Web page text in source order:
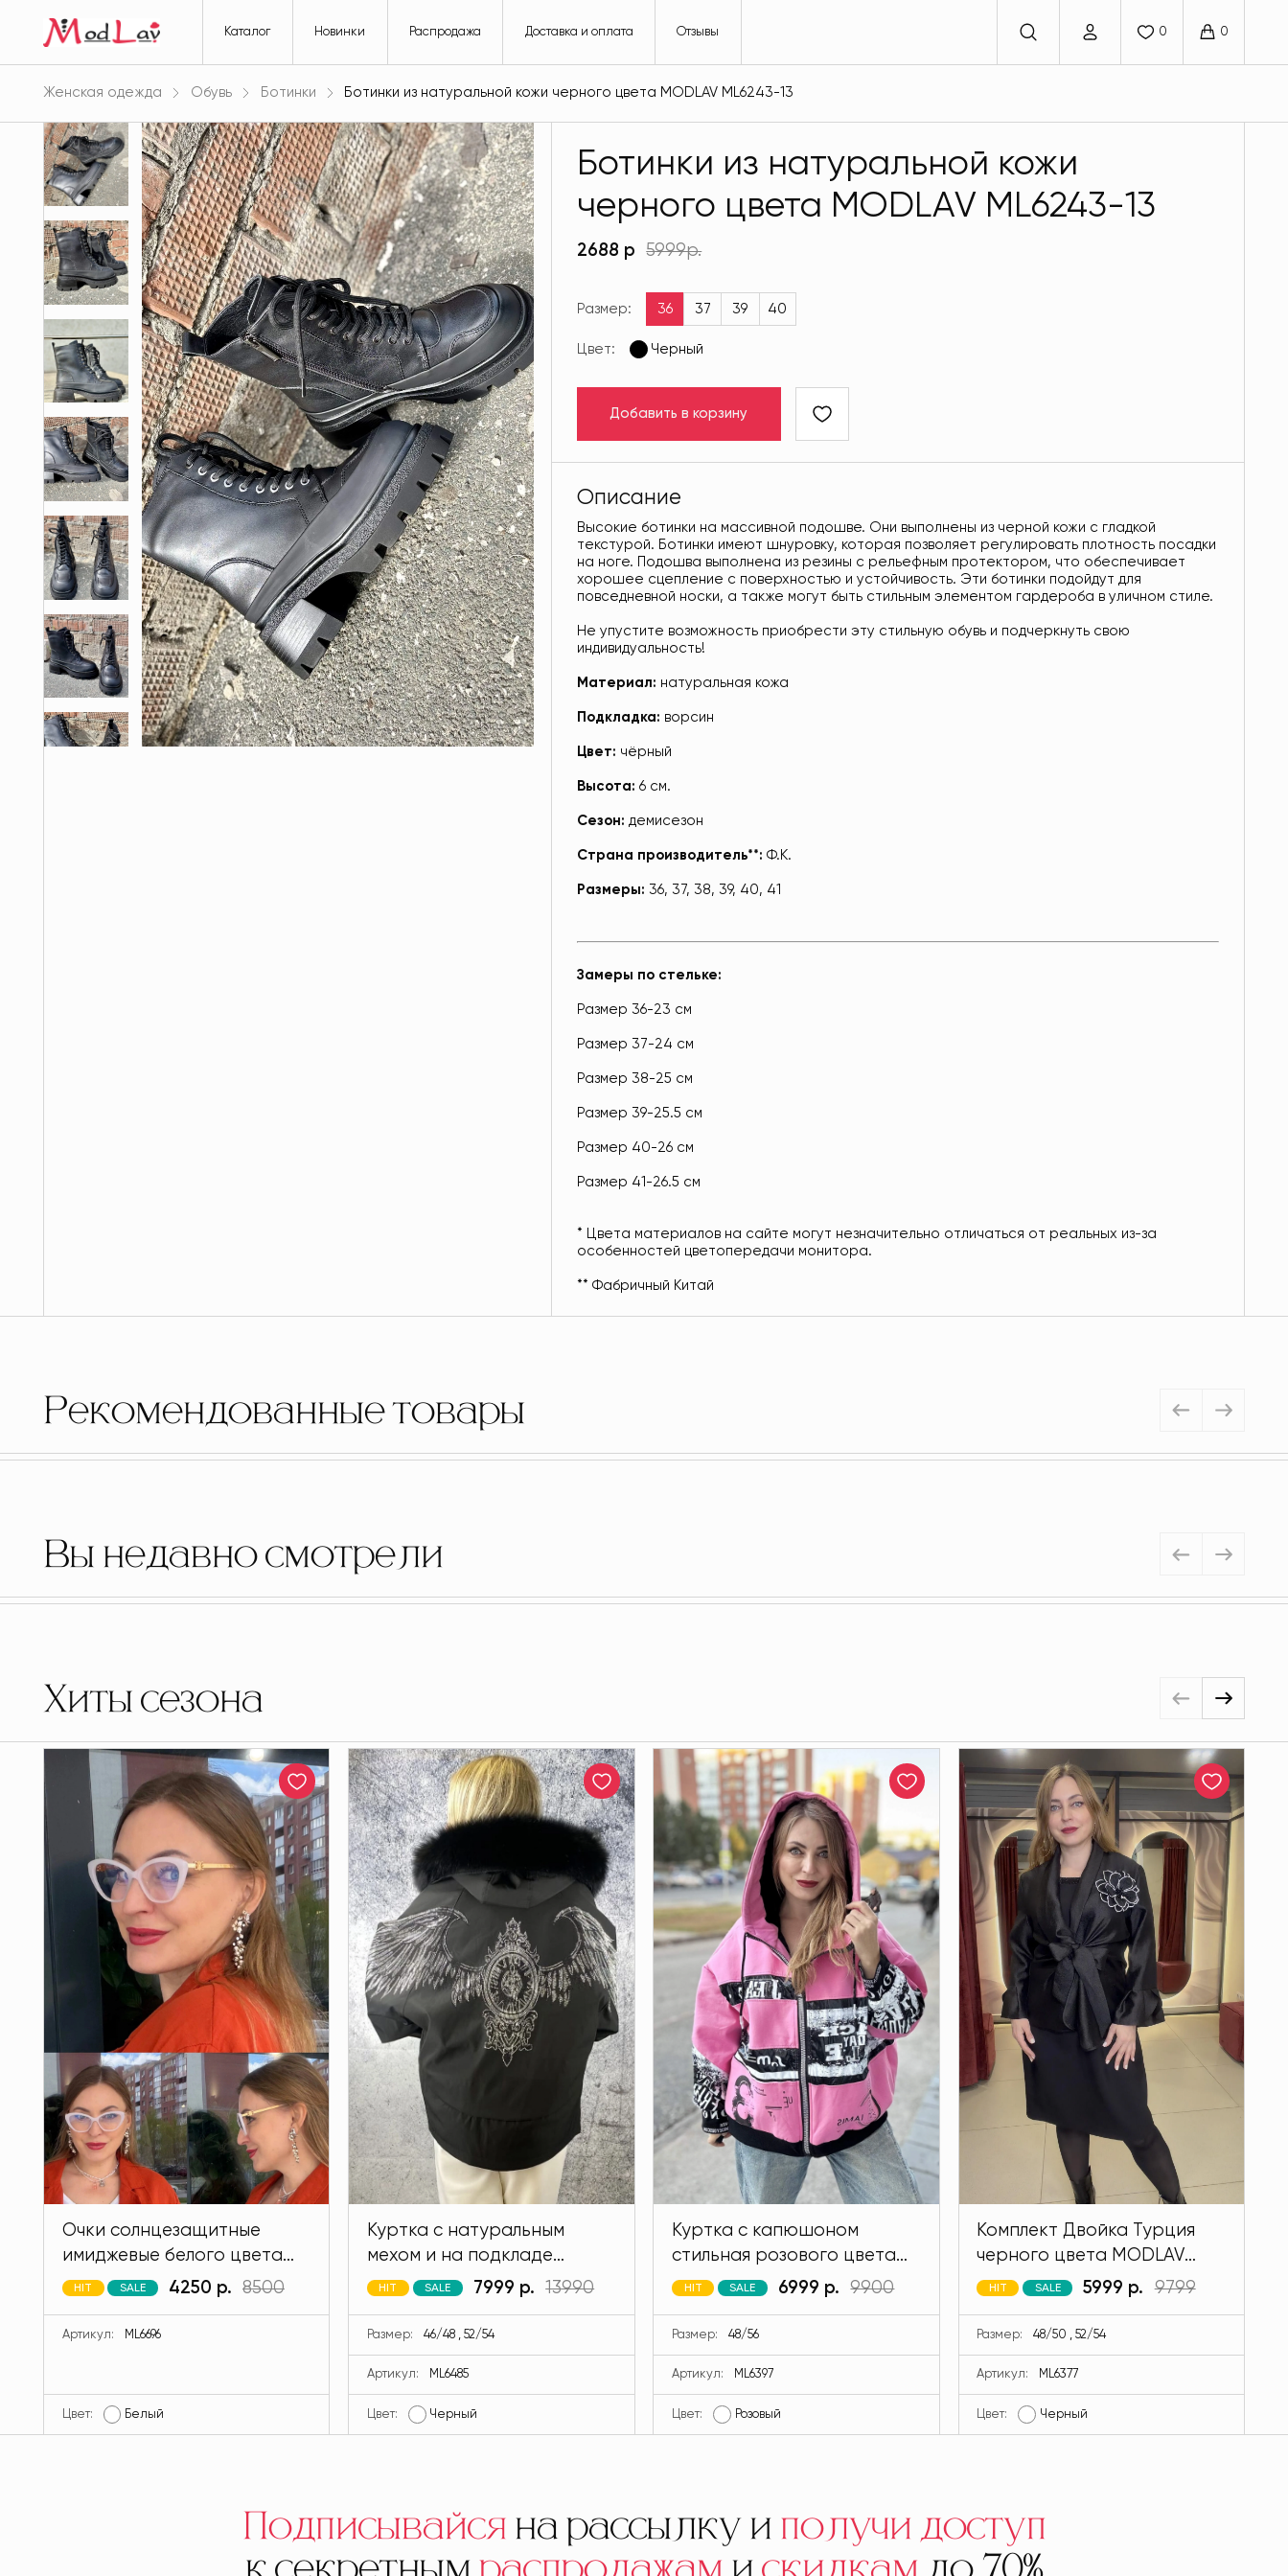
Каталог Новинки Распродажа Доставка и оплата Отзывы
Женская одежда Обувь Ботинки Ботинки из натуральной кожи черного цвета MODLAV ML6243-13
Ботинки из натуральной кожи
черного цвета MODLAV ML6243-13
2688 р 5999р.
Размер: 36 37 39 40
Цвет: Черный
Добавить в корзину
Описание
Высокие ботинки на массивной подошве. Они выполнены из черной кожи с гладкой
текстурой. Ботинки имеют шнуровку, которая позволяет регулировать плотность посадки
на ноге. Подошва выполнена из резины с рельефным протектором, что обеспечивает
хорошее сцепление с поверхностью и устойчивость. Эти ботинки подойдут для
повседневной носки, а также могут быть стильным элементом гардероба в уличном стиле.
Не упустите возможность приобрести эту стильную обувь и подчеркнуть свою
индивидуальность!
Материал: натуральная кожа
Подкладка: ворсин
Цвет: чёрный
Высота: 6 см.
Сезон: демисезон
Страна производитель**: Ф.К.
Размеры: 36, 37, 38, 39, 40, 41
Замеры по стельке:
Размер 36-23 см
Размер 37-24 см
Размер 38-25 см
Размер 39-25.5 см
Размер 40-26 см
Размер 41-26.5 см
* Цвета материалов на сайте могут незначительно отличаться от реальных из-за
особенностей цветопередачи монитора.
** Фабричный Китай
Рекомендованные товары
Вы недавно смотрели
Хиты сезона
Очки солнцезащитные
имиджевые белого цвета
MODLAV ML6696-1
HIT SALE 4250 р. 8500
Артикул: ML6696
Цвет: Белый
Куртка с натуральным
мехом и на подкладе
кролик черного цвета
HIT SALE 7999 р. 13990
Размер: 46/48 , 52/54
Артикул: ML6485
Цвет: Черный
Куртка с капюшоном
стильная розового цвета
MODLAV ML6397-26
HIT SALE 6999 р. 9900
Размер: 48/56
Артикул: ML6397
Цвет: Розовый
Комплект Двойка Турция
черного цвета MODLAV
ML6377-13
HIT SALE 5999 р. 9799
Размер: 48/50 , 52/54
Артикул: ML6377
Цвет: Черный
Подписывайсяна рассылку иполучи доступ